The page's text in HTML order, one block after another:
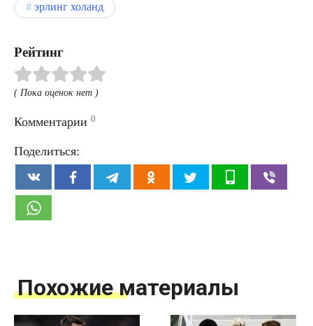
эрлинг холанд
Рейтинг
( Пока оценок нет )
Комментарии 0
Поделиться:
Похожие материалы